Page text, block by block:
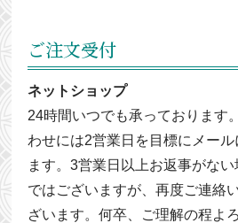
ご注文受付
ネットショップ
24時間いつでも承っております
わせには2営業日を目標にメール
ます。3営業日以上お返事がな
ではございますが、再度ご連絡
ざいます。何卒、ご理解の程よ